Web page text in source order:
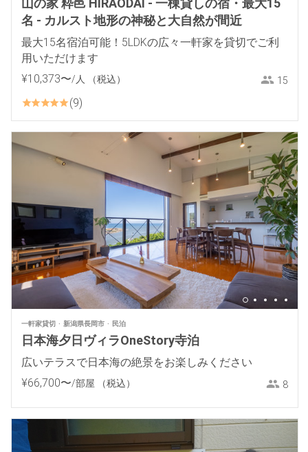
名 - カルスト地形の神秘と大自然が間近
最大15名宿泊可能！5LDKの広々一軒家を貸切でご利
用いただけます
¥10,373〜/人 （税込） 15
9
一軒家貸切 新潟県長岡市 民泊
日本海夕日ヴィラOneStory寺泊
広いテラスで日本海の絶景をお楽しみください
¥66,700〜/部屋 （税込） 8